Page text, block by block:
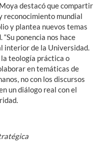
destacó que compartir
reconocimiento mundial
y plantea nuevos temas
ponencia nos hace
interior de la Universidad.
la teología práctica o
en temáticas de
no con los discursos
un diálogo real con el